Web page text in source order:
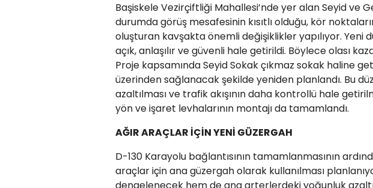
Başiskele Vezirçiftliği Mahallesi’nde yer alan Seyid ve
durumda görüş mesafesinin kısıtlı olduğu, kör
oluşturan kavşakta önemli değişiklikler yapılıyor. Yeni
açık, anlaşılır ve güvenli hale getirildi. Böylece olası
Proje kapsamında Seyid Sokak çıkmaz sokak haline
üzerinden sağlanacak şekilde yeniden planlandı. Bu
azaltılması ve trafik akışının daha kontrollü hale
yön ve işaret levhalarının montajı da tamamlandı.
AĞIR ARAÇLAR İÇİN YENİ GÜZERGAH
D-130 Karayolu bağlantısının tamamlanmasının
araçlar için ana güzergah olarak kullanılması